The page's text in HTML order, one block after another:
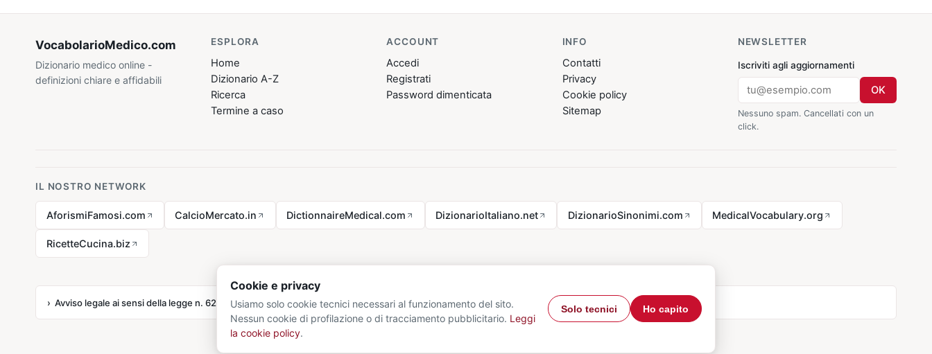
VocabolarioMedico.com
Dizionario medico online -
definizioni chiare e affidabili
ESPLORA
Home
Dizionario A-Z
Ricerca
Termine a caso
ACCOUNT
Accedi
Registrati
Password dimenticata
INFO
Contatti
Privacy
Cookie policy
Sitemap
NEWSLETTER
Iscriviti agli aggiornamenti
OK
Nessuno spam. Cancellati con un
click.
IL NOSTRO NETWORK
AforismiFamosi.com CalcioMercato.in DictionnaireMedical.com DizionarioItaliano.net DizionarioSinonimi.com MedicalVocabulary.org
RicetteCucina.biz
Avviso legale ai sensi della legge n. 62 del 07.03.2001
© 2026 VocabolarioMedico.com - tutti i diritti riservati.
Cookie e privacy
Usiamo solo cookie tecnici necessari al funzionamento del sito.
Nessun cookie di profilazione o di tracciamento pubblicitario. Leggi
la cookie policy.
Solo tecnici Ho capito